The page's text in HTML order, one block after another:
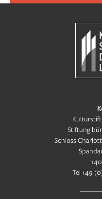
Stiftung
Schloss
Tel+49